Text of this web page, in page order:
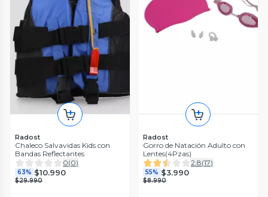
Radost
Chaleco Salvavidas Kids con
Bandas Reflectantes
0(0)
63% $10.990
$29.990
Radost
Gorro de Natación Adulto con
Lentes(4Pzas)
2.8(17)
55% $3.990
$8.990